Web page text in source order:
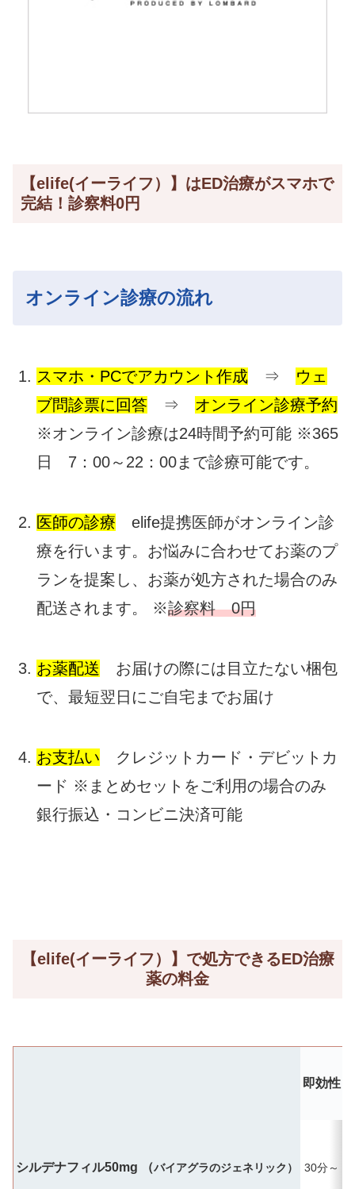
【elife(イーライフ）】はED治療がスマホで
完結！診察料0円
オンライン診療の流れ
スマホ・PCでアカウント作成 ⇒ ウェ
ブ問診票に回答 ⇒ オンライン診療予約
※オンライン診療は24時間予約可能 ※365
日 7：00～22：00まで診療可能です。
医師の診療 elife提携医師がオンライン診
療を行います。お悩みに合わせてお薬のプ
ランを提案し、お薬が処方された場合のみ
配送されます。 ※診察料 0円
お薬配送 お届けの際には目立たない梱包
で、最短翌日にご自宅までお届け
お支払い クレジットカード・デビットカ
ード ※まとめセットをご利用の場合のみ
銀行振込・コンビニ決済可能
【elife(イーライフ）】で処方できるED治療
薬の料金
即効性
シルデナフィル50mg （バイアグラのジェネリック） 30分～